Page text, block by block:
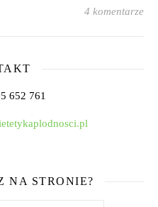
4 komentarze
652 761
NA STRONIE?